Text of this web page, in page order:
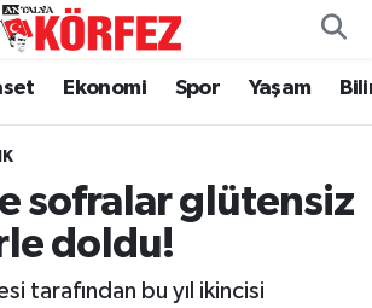
Ekonomi Spor Yaşam
sofralar glütensiz
doldu!
tarafından bu yıl ikincisi